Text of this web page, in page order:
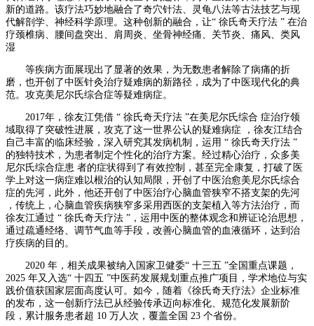
新的道路。该疗法巧妙地融合了奇穴针法、灵龟八法等古法技艺与现
代解剖学、神经科学原理。这种创新的融合，让“ 徐氏奇天疗法 ” 在治
疗颈椎病、腰间盘突出、肩周炎、坐骨神经痛、关节炎、痛风、类风
湿
等疾病方面展现出了显著的效果，为无数患者解除了病痛的折
磨，也开创了中医针灸治疗疑难病的新路径，成为了中医现代化的典
范。攻克美尼尔氏综合症等疑难病症。
2017年，徐友江凭借 “ 徐氏奇天疗法 ”在美尼尔氏综合 症治疗领
域取得了突破性进展，攻克了这一世界公认的疑难病症 ，徐友江结合
自己丰富的临床经验，深入研究其发病机制，运用 “ 徐氏奇天疗法 ”
的独特技术，为患者制定个性化的治疗方案。经过精心治疗，众多美
尼尔氏综合症患 者的症状得到了有效控制，甚至完全康复，打破了医
学上对这一病症难以根治的认知局限，开创了中医治愈美尼尔氏综合
症的先河，此外，他还开创了中医治疗心脑血管狭窄不搭支架的先河
，传统上，心脑血管疾病狭窄多采用西医的支架植入等方法治疗，而
徐友江通过 “ 徐氏奇天疗法 ”，运用中医的整体观念和辨证论治思想，
通过疏通经络、调节气血等手段，改善心脑血管的血液循环，达到治
疗疾病的目的。
2020 年，相关成果被纳入国家卫健委“ 十三五 ”全国重点课题，
2025 年又入选“ 十四五 ”中医药发展规划重点推广项目，学术地位与实
践价值获国家层面高度认可。如今，随着《徐氏奇天疗法》企业标准
的发布，这一创新疗法已从经验传承迈向标准化、规范化发展新阶
段，累计服务患者超 10 万人次，覆盖全国 23 个省份。